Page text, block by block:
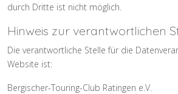
durch Dritte ist nicht möglich.
Hinweis zur verantwortlichen
Die verantwortliche Stelle für die
Website ist:
Bergischer-Touring-Club Ratingen e.V.